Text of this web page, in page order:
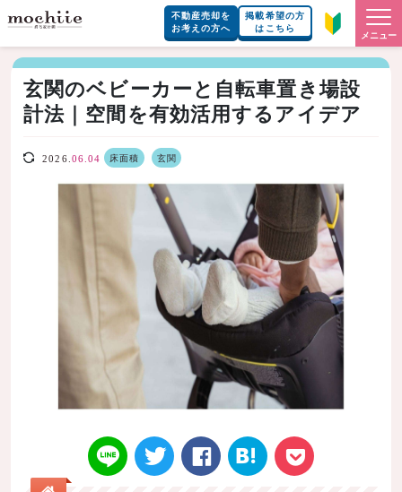
不動産売却を
お考えの方へ
掲載希望の方
はこちら
メニュー
玄関のベビーカーと自転車置き場設
計法｜空間を有効活用するアイデア
2026. 06.04 床面積 玄関